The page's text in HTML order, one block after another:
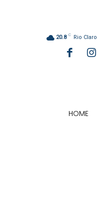
20.8 C Rio Claro
HOME